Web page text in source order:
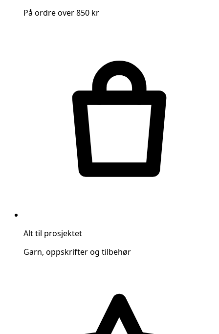
På ordre over 850 kr
Alt til prosjektet
Garn, oppskrifter og tilbehør